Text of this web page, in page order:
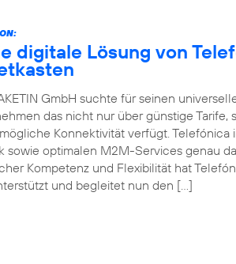
digitale Lösung von
GmbH suchte für seinen
das nicht nur über günstige Tarife,
Konnektivität verfügt. Telefónica
sowie optimalen M2M-Services genau
Kompetenz und Flexibilität hat
und begleitet nun den […]